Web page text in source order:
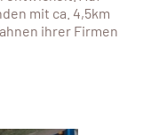
mit ca. 4,5km
ihrer Firmen